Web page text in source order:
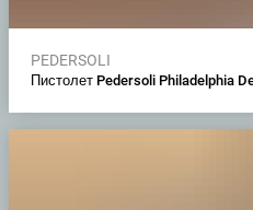
PEDERSOLI
Пистолет Pedersoli Philadelphia